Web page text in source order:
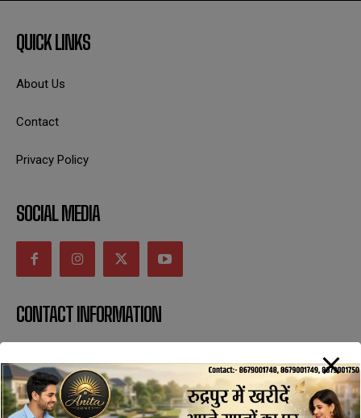
QUICK LINKS
About Us
Contact
Privacy Policy
SOCIAL MEDIA
CONTACT INFORMATION
SUBSCRIBE NOW